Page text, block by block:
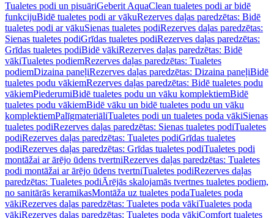
Tualetes podi un pisuāriGeberit AquaClean tualetes podi ar bidē
funkcijuBidē tualetes podi ar vākuRezerves daļas paredzētas: Bidē
tualetes podi ar vākuSienas tualetes podiRezerves daļas paredzētas:
Sienas tualetes podiGrīdas tualetes podiRezerves daļas paredzētas:
Grīdas tualetes podiBidē vākiRezerves daļas paredzētas: Bidē
vākiTualetes podiemRezerves daļas paredzētas: Tualetes
podiemDizaina paneļiRezerves daļas paredzētas: Dizaina paneļiBidē
tualetes podu vākiemRezerves daļas paredzētas: Bidē tualetes podu
vākiemPiederumiBidē tualetes podu un vāku komplektiemBidē
tualetes podu vākiemBidē vāku un bidē tualetes podu un vāku
komplektiemPalīgmateriāliTualetes podi un tualetes poda vākiSienas
tualetes podiRezerves daļas paredzētas: Sienas tualetes podiTualetes
podiRezerves daļas paredzētas: Tualetes podiGrīdas tualetes
podiRezerves daļas paredzētas: Grīdas tualetes podiTualetes podi
montāžai ar ārējo ūdens tvertniRezerves daļas paredzētas: Tualetes
podi montāžai ar ārējo ūdens tvertniTualetes podiRezerves daļas
paredzētas: Tualetes podiĀrējās skalojamās tvertnes tualetes podiem,
no sanitārās keramikasMontāža uz tualetes podaTualetes poda
vākiRezerves daļas paredzētas: Tualetes poda vākiTualetes poda
vākiRezerves daļas paredzētas: Tualetes poda vākiComfort tualetes